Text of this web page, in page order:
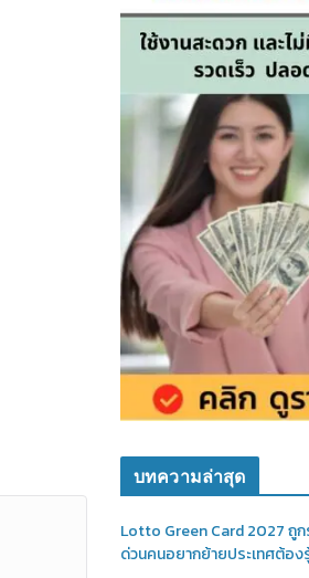
บทความล่าสุด
Lotto Green Card 2027 ถูก
ด่วนคนอยากย้ายประเทศต้อง